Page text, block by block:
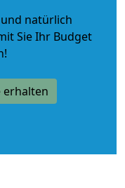
natürlich
Sie Ihr Budget
erhalten